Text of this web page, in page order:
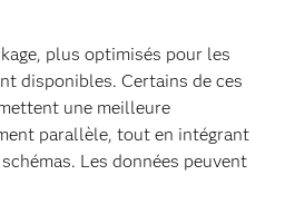
plus optimisés pour les
disponibles. Certains de ces
une meilleure
parallèle, tout en intégrant
Les données peuvent